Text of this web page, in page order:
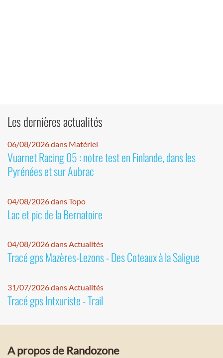
Les dernières actualités
06/08/2026 dans Matériel
Vuarnet Racing 05 : notre test en Finlande, dans les
Pyrénées et sur Aubrac
04/08/2026 dans Topo
Lac et pic de la Bernatoire
04/08/2026 dans Actualités
Tracé gps Mazères-Lezons - Des Coteaux à la Saligue
31/07/2026 dans Actualités
Tracé gps Intxuriste - Trail
A propos de Randozone